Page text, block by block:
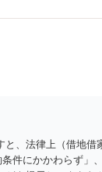
、法律上（借地借
件にかかわらず」